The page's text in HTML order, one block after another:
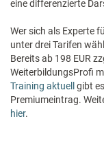
eine differenzierte
Wer sich als Experte
unter drei Tarifen
Bereits ab 198 EUR
WeiterbildungsProfi
Training aktuell gibt
Premiumeintrag.
hier.